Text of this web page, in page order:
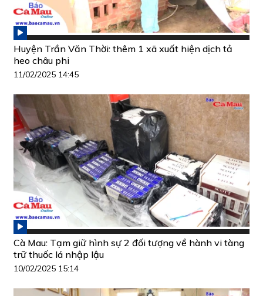
Huyện Trần Văn Thời: thêm 1 xã xuất hiện dịch tả
heo châu phi
11/02/2025 14:45
Cà Mau: Tạm giữ hình sự 2 đối tượng về hành vi tàng
trữ thuốc lá nhập lậu
10/02/2025 15:14